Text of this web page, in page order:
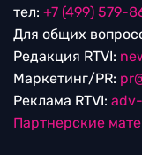
тел: +7 (499) 579-
Для общих
Редакция RTVI:
Маркетинг/PR:
Реклама RTVI:
Партнерские